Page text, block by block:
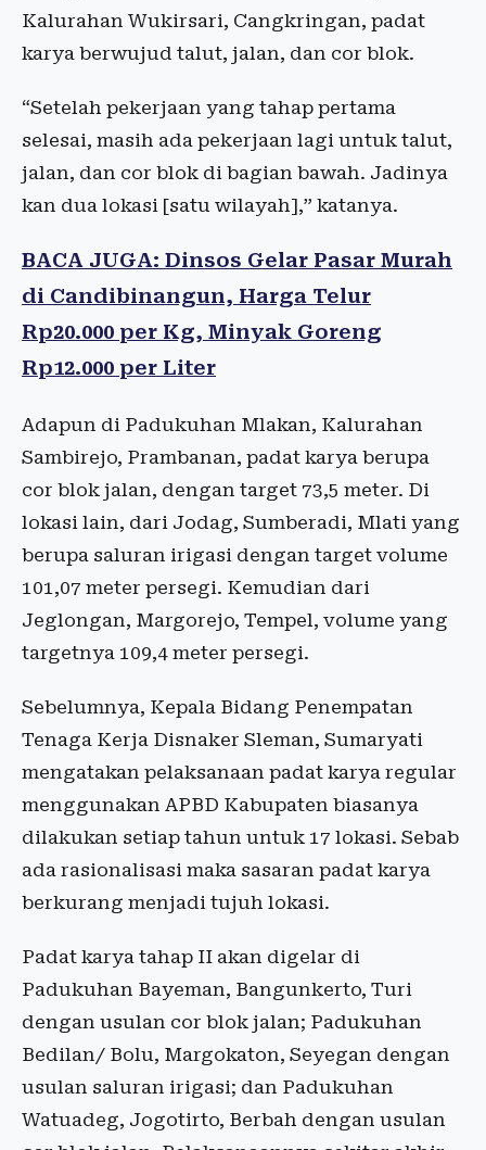
Kalurahan Wukirsari, Cangkringan, padat
karya berwujud talut, jalan, dan cor blok.
“Setelah pekerjaan yang tahap pertama
selesai, masih ada pekerjaan lagi untuk talut,
jalan, dan cor blok di bagian bawah. Jadinya
kan dua lokasi [satu wilayah],” katanya.
BACA JUGA: Dinsos Gelar Pasar Murah
di Candibinangun, Harga Telur
Rp20.000 per Kg, Minyak Goreng
Rp12.000 per Liter
Adapun di Padukuhan Mlakan, Kalurahan
Sambirejo, Prambanan, padat karya berupa
cor blok jalan, dengan target 73,5 meter. Di
lokasi lain, dari Jodag, Sumberadi, Mlati yang
berupa saluran irigasi dengan target volume
101,07 meter persegi. Kemudian dari
Jeglongan, Margorejo, Tempel, volume yang
targetnya 109,4 meter persegi.
Sebelumnya, Kepala Bidang Penempatan
Tenaga Kerja Disnaker Sleman, Sumaryati
mengatakan pelaksanaan padat karya regular
menggunakan APBD Kabupaten biasanya
dilakukan setiap tahun untuk 17 lokasi. Sebab
ada rasionalisasi maka sasaran padat karya
berkurang menjadi tujuh lokasi.
Padat karya tahap II akan digelar di
Padukuhan Bayeman, Bangunkerto, Turi
dengan usulan cor blok jalan; Padukuhan
Bedilan/ Bolu, Margokaton, Seyegan dengan
usulan saluran irigasi; dan Padukuhan
Watuadeg, Jogotirto, Berbah dengan usulan